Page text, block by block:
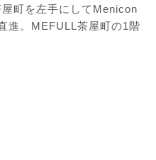
町を左手にしてMenicon
進。MEFULL茶屋町の1階